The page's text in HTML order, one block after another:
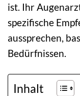
ist. Ihr
spezifische
aussprechen,
Bedürfnissen.
Inhalt